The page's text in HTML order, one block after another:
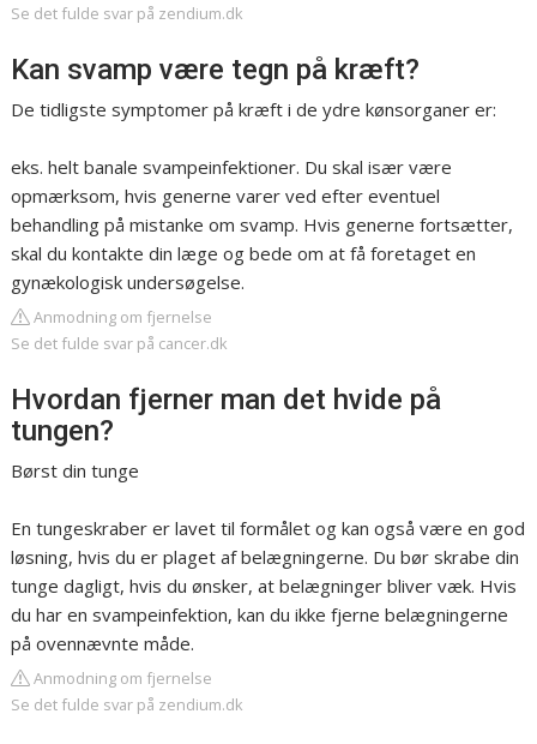
Se det fulde svar på zendium.dk
Kan svamp være tegn på kræft?
De tidligste symptomer på kræft i de ydre kønsorganer er:
eks. helt banale svampeinfektioner. Du skal især være
opmærksom, hvis generne varer ved efter eventuel
behandling på mistanke om svamp. Hvis generne fortsætter,
skal du kontakte din læge og bede om at få foretaget en
gynækologisk undersøgelse.
Anmodning om fjernelse
Se det fulde svar på cancer.dk
Hvordan fjerner man det hvide på
tungen?
Børst din tunge
En tungeskraber er lavet til formålet og kan også være en god
løsning, hvis du er plaget af belægningerne. Du bør skrabe din
tunge dagligt, hvis du ønsker, at belægninger bliver væk. Hvis
du har en svampeinfektion, kan du ikke fjerne belægningerne
på ovennævnte måde.
Anmodning om fjernelse
Se det fulde svar på zendium.dk